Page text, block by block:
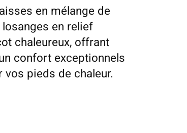
en mélange de
en relief
chaleureux, offrant
confort exceptionnels
vos pieds de chaleur.